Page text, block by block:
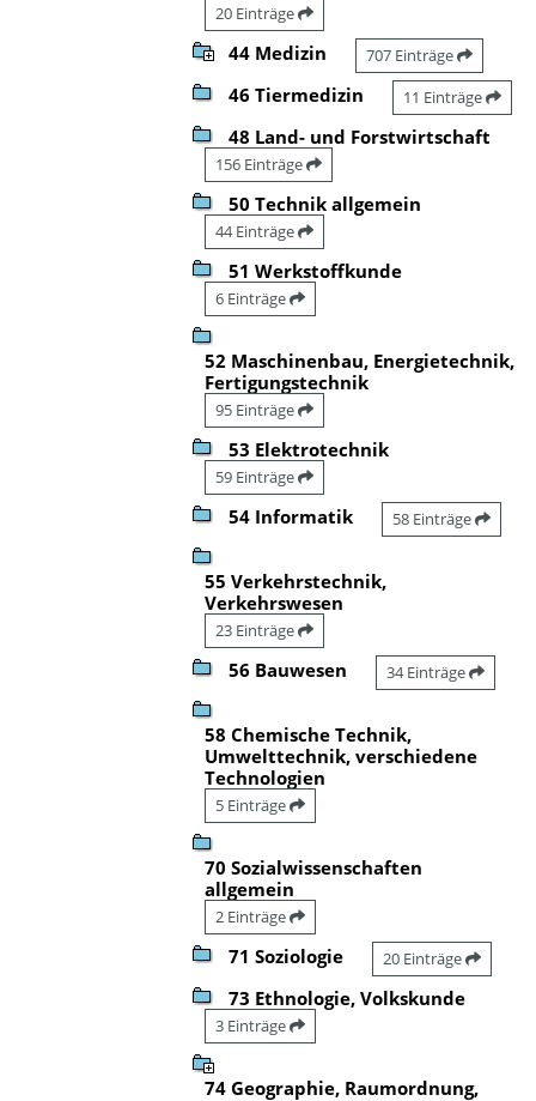
20 Einträge
44 Medizin 707 Einträge
46 Tiermedizin 11 Einträge
48 Land- und Forstwirtschaft
156 Einträge
50 Technik allgemein
44 Einträge
51 Werkstoffkunde
6 Einträge
52 Maschinenbau, Energietechnik,
Fertigungstechnik
95 Einträge
53 Elektrotechnik
59 Einträge
54 Informatik 58 Einträge
55 Verkehrstechnik,
Verkehrswesen
23 Einträge
56 Bauwesen 34 Einträge
58 Chemische Technik,
Umwelttechnik, verschiedene
Technologien
5 Einträge
70 Sozialwissenschaften
allgemein
2 Einträge
71 Soziologie 20 Einträge
73 Ethnologie, Volkskunde
3 Einträge
74 Geographie, Raumordnung,